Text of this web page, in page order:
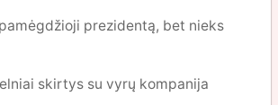
prezidentą, bet nieks
skirtys su vyrų kompanija